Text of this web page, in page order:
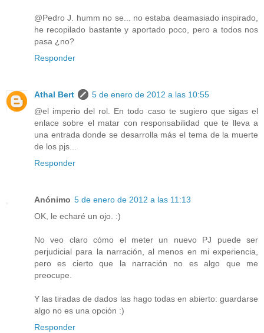
@Pedro J. humm no se... no estaba deamasiado inspirado,
he recopilado bastante y aportado poco, pero a todos nos
pasa ¿no?
Responder
Athal Bert
5 de enero de 2012 a las 10:55
@el imperio del rol. En todo caso te sugiero que sigas el
enlace sobre el matar con responsabilidad que te lleva a
una entrada donde se desarrolla más el tema de la muerte
de los pjs...
Responder
Anónimo 5 de enero de 2012 a las 11:13
OK, le echaré un ojo. :)
No veo claro cómo el meter un nuevo PJ puede ser
perjudicial para la narración, al menos en mi experiencia,
pero es cierto que la narración no es algo que me
preocupe.
Y las tiradas de dados las hago todas en abierto: guardarse
algo no es una opción :)
Responder